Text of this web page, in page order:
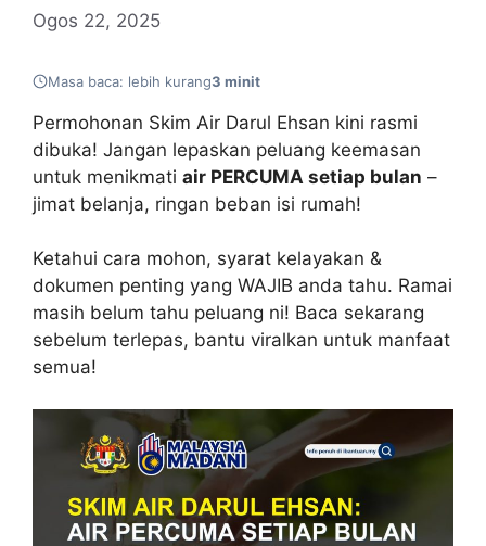
Ogos 22, 2025
Masa baca: lebih kurang3 minit
Permohonan Skim Air Darul Ehsan kini rasmi
dibuka! Jangan lepaskan peluang keemasan
untuk menikmati air PERCUMA setiap bulan –
jimat belanja, ringan beban isi rumah!
Ketahui cara mohon, syarat kelayakan &
dokumen penting yang WAJIB anda tahu. Ramai
masih belum tahu peluang ni! Baca sekarang
sebelum terlepas, bantu viralkan untuk manfaat
semua!